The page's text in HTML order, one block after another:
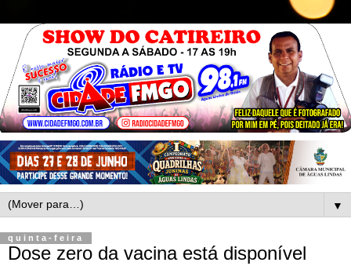
▼
quinta-feira
Dose zero da vacina está disponível